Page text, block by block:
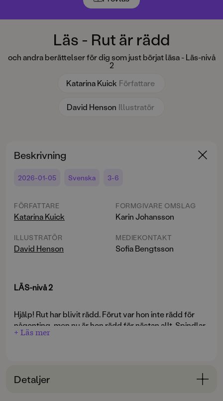
Läs - Rut är rädd
och andra berättelser för dig som just börjat läsa - Läs-nivå
2
Katarina Kuick Författare
David Henson Illustratör
Beskrivning
2026-01-05 Svenska 3-6
FÖRFATTARE
Katarina Kuick
ILLUSTRATÖR
David Henson
FORMGIVARE OMSLAG
Karin Johansson
MEDIEKONTAKT
Sofia Bengtsson
LÄS-nivå 2
Hjälp! Rut har blivit rädd. Förut var hon inte rädd för
någonting, men nu är hon rädd för nästan allt. Spindlar,
håriga fjärilar, mörker, spöken och alla hundar som inte
både versaler och gemener för den som just börjat
+ Läs mer
Detaljer